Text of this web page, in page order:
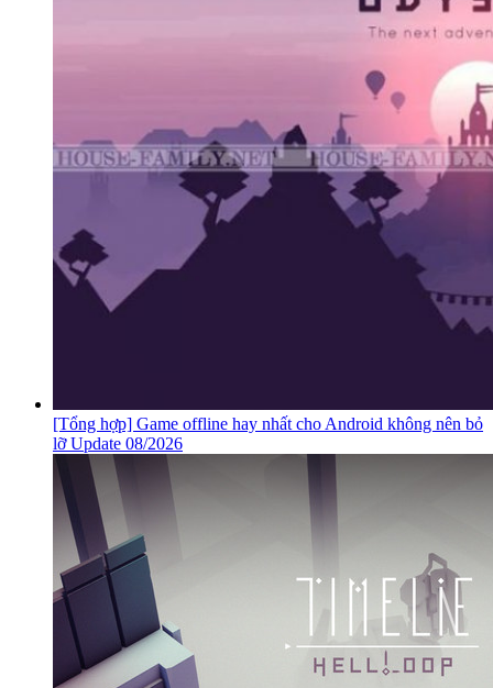
[Tổng hợp] Game offline hay nhất cho Android không nên bỏ
lỡ Update 08/2026